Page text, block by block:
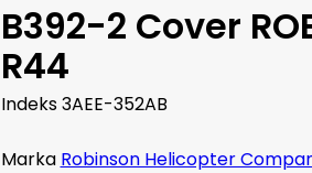
B392-2 Cover
R44
Indeks3AEE-352AB
Marka Robinson Helicopter